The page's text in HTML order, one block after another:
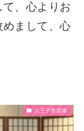
、心よりお
まして、心
八王子市斎場